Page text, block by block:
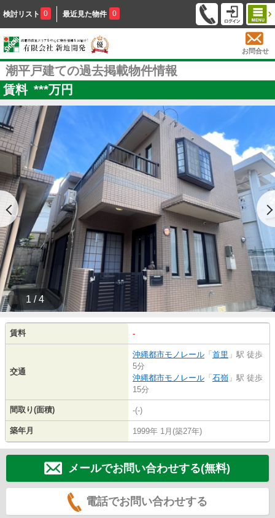
検討リスト 0 最近見た物件 0
お問合せ
潮平戸建ての過去掲載物件情報
賃料 ***万円
1 / 4
賃料 -
交通
沖縄都市モノレール 「 首里 」駅 徒歩
5分
沖縄都市モノレール 「 石嶺 」駅 徒歩
15分
間取り(面積) -(-)
築年月 1999年 1月(築27年)
メールでお問い合わせする(無料)
電話でお問い合わせする